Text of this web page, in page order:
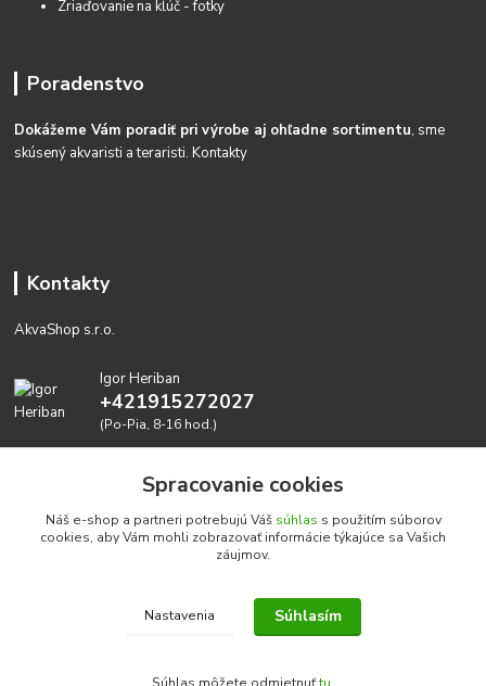
Zriaďovanie na kĺúč - fotky
Poradenstvo
Dokážeme Vám poradiť pri výrobe aj ohľadne sortimentu, sme
skúsený akvaristi a teraristi.Kontakty
Kontakty
AkvaShop s.r.o.
Igor Heriban
+421915272027
(Po-Pia, 8-16 hod.)
Realizujeme prírodné akvária: AkvaShop s.r.o. • IBAN:
SK3911000000002947087849
Spracovanie cookies
Náš e-shop a partneri potrebujú Váš súhlas s použitím súborov
cookies, aby Vám mohli zobrazovať informácie týkajúce sa Vašich
záujmov.
Nastavenia Súhlasím